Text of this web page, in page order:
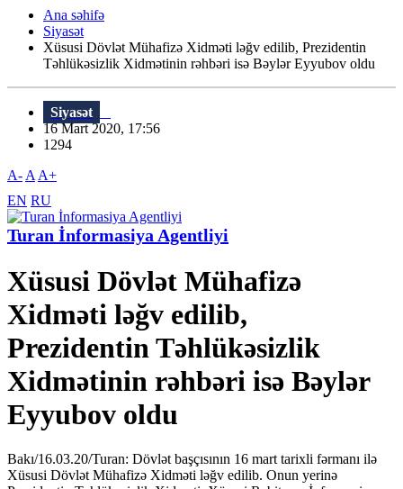
Ana səhifə
Siyasət
Xüsusi Dövlət Mühafizə Xidməti ləğv edilib, Prezidentin
Təhlükəsizlik Xidmətinin rəhbəri isə Bəylər Eyyubov oldu
Siyasət
16 Mart 2020, 17:56
1294
A- A A+
EN RU
Turan İnformasiya Agentliyi
Xüsusi Dövlət Mühafizə
Xidməti ləğv edilib,
Prezidentin Təhlükəsizlik
Xidmətinin rəhbəri isə Bəylər
Eyyubov oldu
Bakı/16.03.20/Turan: Dövlət başçısının 16 mart tarixli fərmanı ilə
Xüsusi Dövlət Mühafizə Xidməti ləğv edilib. Onun yerinə